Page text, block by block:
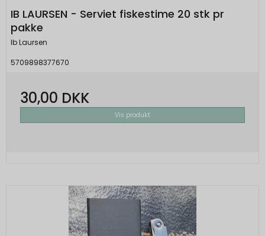
IB LAURSEN - Serviet fiskestime 20 stk pr
pakke
Ib Laursen
5709898377670
30,00 DKK
Vis produkt